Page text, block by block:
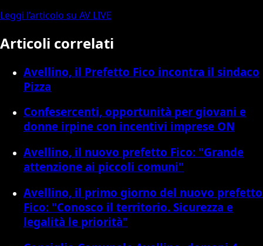
Leggi l’articolo su AV LIVE
Articoli correlati
Avellino, il Prefetto Fico incontra il sindaco
Pizza
Confesercenti, opportunità per giovani e
donne irpine con incentivi imprese ON
Avellino, il nuovo prefetto Fico: "Grande
attenzione ai piccoli comuni"
Avellino, il primo giorno del nuovo prefetto
Fico: "Conosco il territorio. Sicurezza e
legalità le priorità"